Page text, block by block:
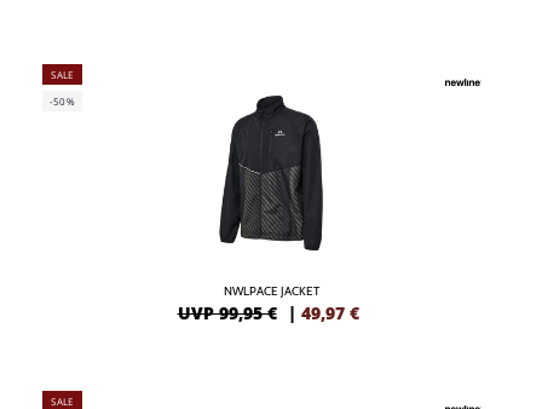
SALE
-50%
NWLPACE JACKET
UVP 99,95 € | 49,97 €
SALE